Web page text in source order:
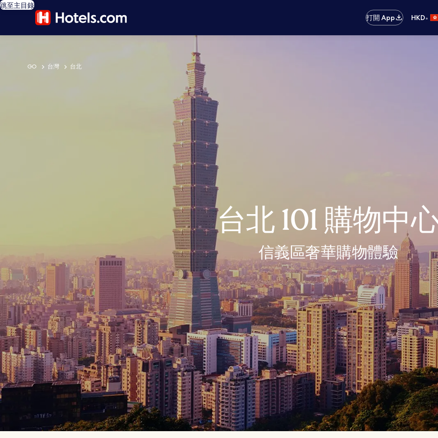
跳至主目錄
打開 App
HKD•
GO 台灣 台北
台北 101 購物中
信義區奢華購物體驗